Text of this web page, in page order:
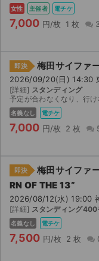
女性 主催者 電チケ
7,000 円/枚 1 枚
即決 梅田サイファ
2026/09/20(日) 14:30
[詳細] スタンディング
予定が合わなくなり、行けなくなってしまいました。 ご検討よろしくお願
名義なし 電チケ
7,000 円/枚 2 枚
即決
梅田サイファ
RN OF THE 13”
2026/08/12(水) 19:00
[詳細] スタンディング400
名義なし 電チケ
7,500 円/枚 2 枚